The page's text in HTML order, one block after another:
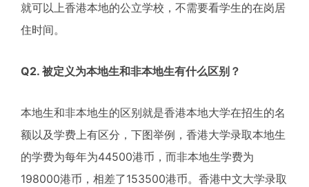
就可以上香港本地的公立学校，不需要看学生的在岗居
住时间。
Q2. 被定义为本地生和非本地生有什么区别？
本地生和非本地生的区别就是香港本地大学在招生的名
额以及学费上有区分，下图举例，香港大学录取本地生
的学费为每年为44500港币，而非本地生学费为
198000港币，相差了153500港币。香港中文大学录取